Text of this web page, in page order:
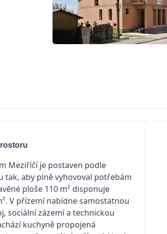
Meziříčí je postaven podle
aby plně vyhovoval potřebám
ploše 110 m² disponuje
V přízemí nabídne samostatnou
sociální zázemí a technickou
kuchyně propojená